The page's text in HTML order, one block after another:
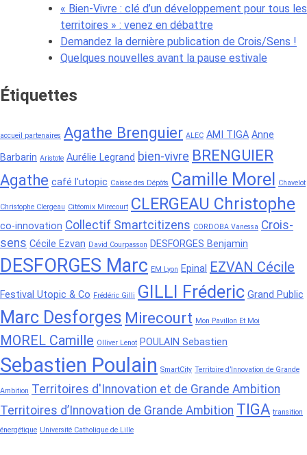
« Bien-Vivre : clé d’un développement pour tous les
territoires » : venez en débattre
Demandez la dernière publication de Crois/Sens !
Quelques nouvelles avant la pause estivale
Étiquettes
accueil partenaires Agathe Brenguier ALEC AMI TIGA Anne
Barbarin Aristote Aurélie Legrand bien-vivre BRENGUIER
Agathe café l'utopic Caisse des Dépôts Camille Morel Chavelot
Christophe Clergeau Citéomix Mirecourt CLERGEAU Christophe
co-innovation Collectif Smartcitizens CORDOBA Vanessa Crois-
sens Cécile Ezvan David Courpasson DESFORGES Benjamin
DESFORGES Marc EM Lyon Epinal EZVAN Cécile
Festival Utopic & Co Frédéric Gilli GILLI Fréderic Grand Public
Marc Desforges Mirecourt Mon Pavillon Et Moi
MOREL Camille Olliver Lenot POULAIN Sebastien
Sebastien Poulain SmartCity Territoire d’Innovation de Grande
Ambition Territoires d'Innovation et de Grande Ambition
Territoires d’Innovation de Grande Ambition TIGA transition
énergétique Université Catholique de Lille